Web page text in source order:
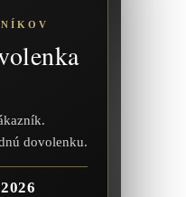
dovolenku.